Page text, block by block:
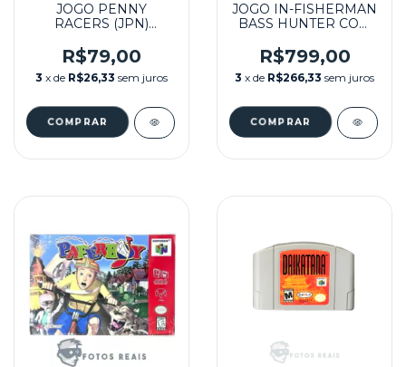
JOGO PENNY
RACERS (JPN)
R$79,00
3 x de R$26,33 sem juros
JOGO IN-FISHERMAN
BASS HUNTER COM
N64
R$799,00
3 x de R$266,33 sem juros